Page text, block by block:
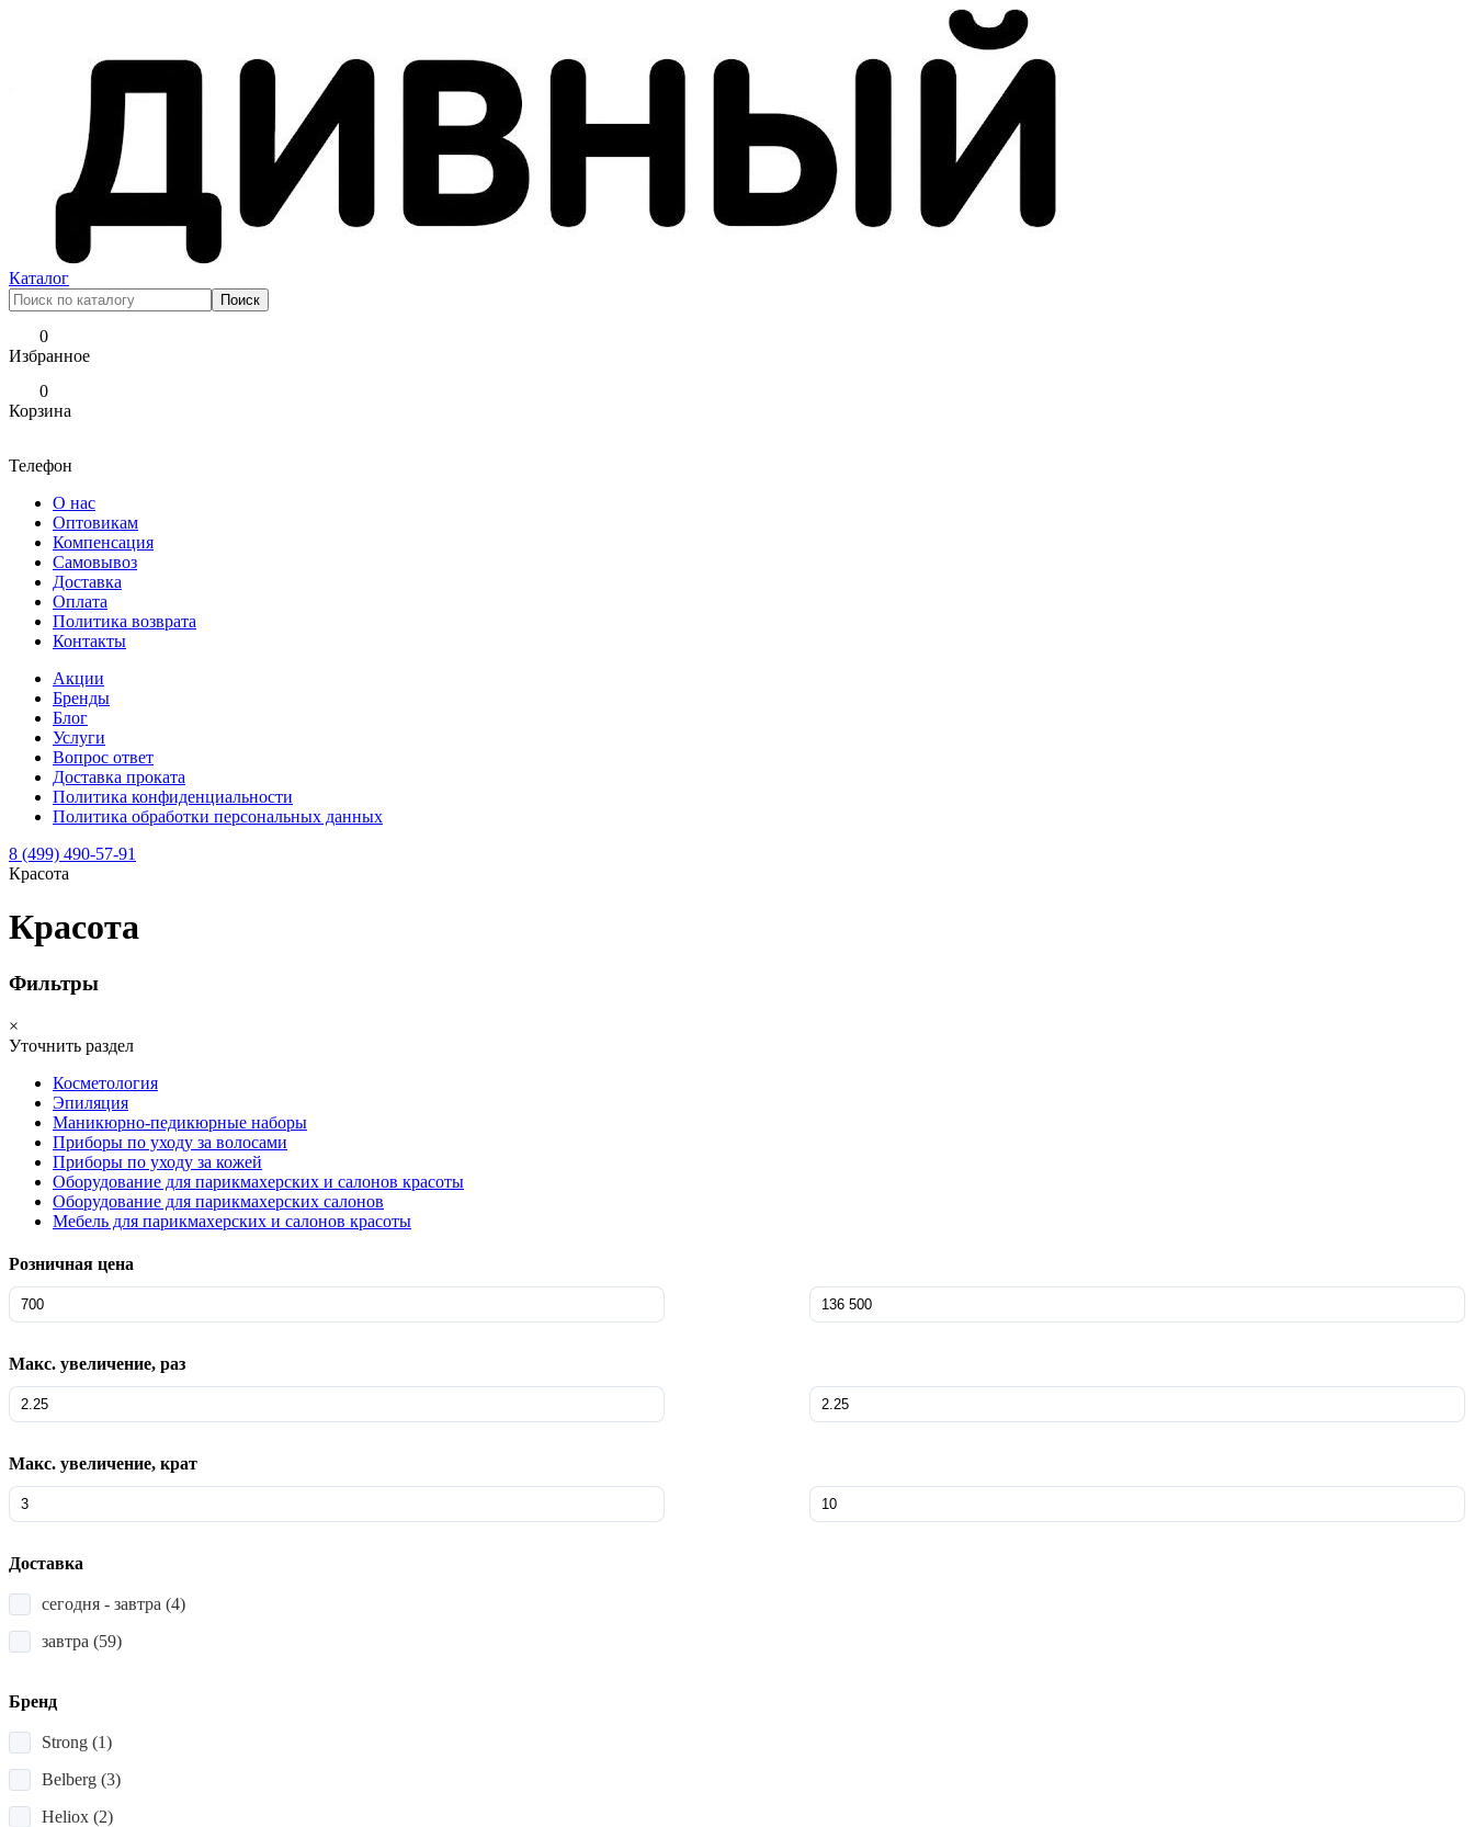
Каталог
0
Избранное
0
Корзина
Телефон
О нас
Оптовикам
Компенсация
Самовывоз
Доставка
Оплата
Политика возврата
Контакты
Акции
Бренды
Блог
Услуги
Вопрос ответ
Доставка проката
Политика конфиденциальности
Политика обработки персональных данных
8 (499) 490-57-91
Красота
Красота
Фильтры
×
Уточнить раздел
Косметология
Эпиляция
Маникюрно-педикюрные наборы
Приборы по уходу за волосами
Приборы по уходу за кожей
Оборудование для парикмахерских и салонов красоты
Оборудование для парикмахерских салонов
Мебель для парикмахерских и салонов красоты
Розничная цена
Макс. увеличение, раз
Макс. увеличение, крат
Доставка
сегодня - завтра (4)
завтра (59)
Бренд
Strong (1)
Belberg (3)
Heliox (2)